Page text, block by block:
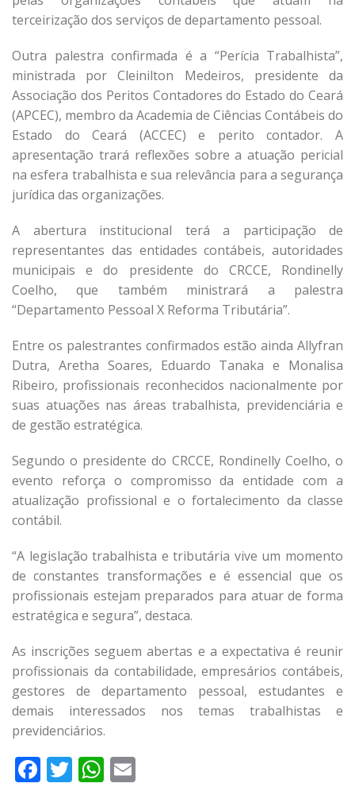
terceirização dos serviços de departamento pessoal.
Outra palestra confirmada é a “Perícia Trabalhista”,
ministrada por Cleinilton Medeiros, presidente da
Associação dos Peritos Contadores do Estado do Ceará
(APCEC), membro da Academia de Ciências Contábeis do
Estado do Ceará (ACCEC) e perito contador. A
apresentação trará reflexões sobre a atuação pericial
na esfera trabalhista e sua relevância para a segurança
jurídica das organizações.
A abertura institucional terá a participação de
representantes das entidades contábeis, autoridades
municipais e do presidente do CRCCE, Rondinelly
Coelho, que também ministrará a palestra
“Departamento Pessoal X Reforma Tributária”.
Entre os palestrantes confirmados estão ainda Allyfran
Dutra, Aretha Soares, Eduardo Tanaka e Monalisa
Ribeiro, profissionais reconhecidos nacionalmente por
suas atuações nas áreas trabalhista, previdenciária e
de gestão estratégica.
Segundo o presidente do CRCCE, Rondinelly Coelho, o
evento reforça o compromisso da entidade com a
atualização profissional e o fortalecimento da classe
contábil.
“A legislação trabalhista e tributária vive um momento
de constantes transformações e é essencial que os
profissionais estejam preparados para atuar de forma
estratégica e segura”, destaca.
As inscrições seguem abertas e a expectativa é reunir
profissionais da contabilidade, empresários contábeis,
gestores de departamento pessoal, estudantes e
demais interessados nos temas trabalhistas e
previdenciários.
Facebook
TwitterWhatsApp